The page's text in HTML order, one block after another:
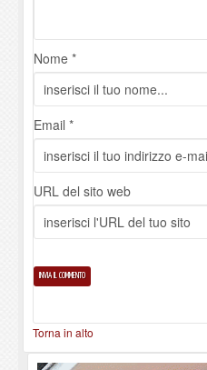
Nome *
Email *
URL del sito web
Torna in alto